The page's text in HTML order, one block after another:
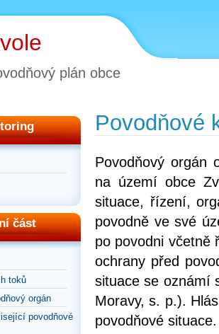
plán obce
část
toků
orgán
povodňové
Povodňové
Povodňový orgán
na území obce
situace, řízení,
povodně ve své
po povodni včetně
ochrany před
situace se oznámí
Moravy, s. p.).
povodňové situace.